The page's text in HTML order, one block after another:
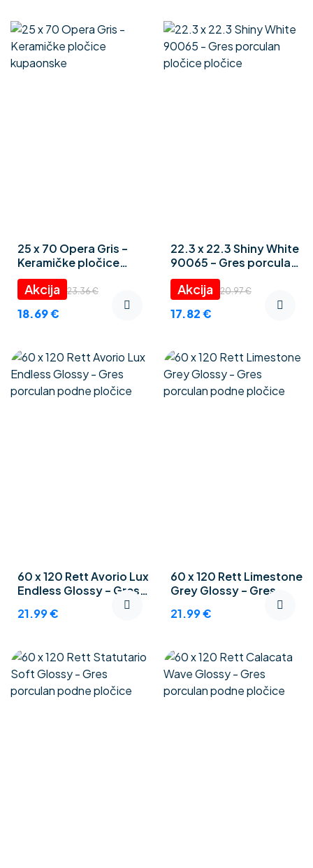
25 x 70 Opera Gris –
Keramičke pločice
kupaonske
23.36€
18.69€
22.3 x 22.3 Shiny White
90065 – Gres porculan
pločice pločice
20.97€
17.82€
60 x 120 Rett Avorio Lux
Endless Glossy – Gres
pločice
21.99€
60 x 120 Rett Limestone
Grey Glossy – Gres
pločice
21.99€